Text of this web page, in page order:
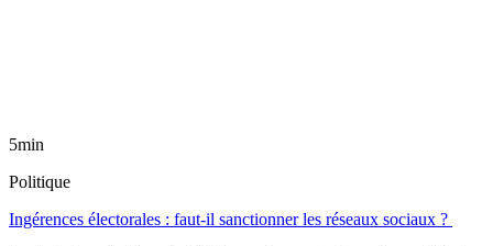
5min
Politique
Ingérences électorales : faut-il sanctionner les réseaux sociaux ?